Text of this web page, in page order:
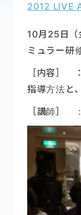
講師募集情報
イベント情報
楽器販売
2012 LIVE
10月25日（
ミュラー研
［内容］
指導方法と
［講師］